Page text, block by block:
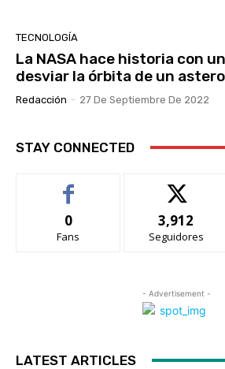
TECNOLOGÍA
La NASA hace historia con
desviar la órbita de un
Redacción - 27 De Septiembre De 2022
STAY CONNECTED
0
Fans
3,912
Seguidores
- Advertisement -
LATEST ARTICLES